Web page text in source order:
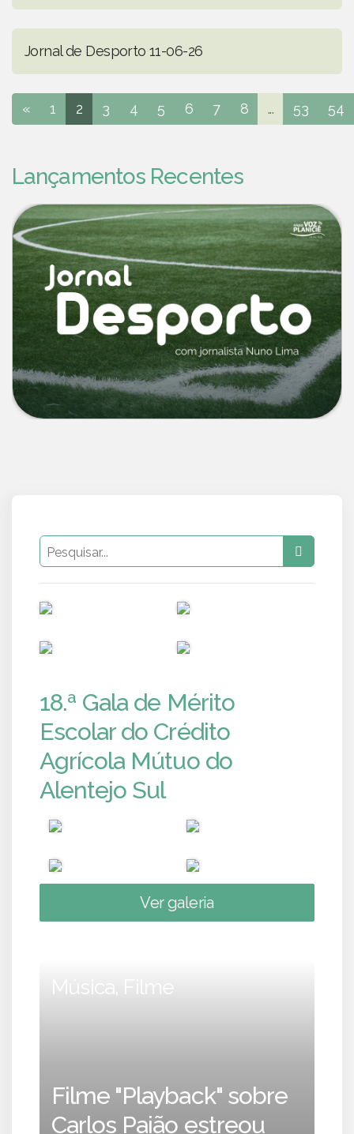
Jornal de Desporto 11-06-26
« 1 2 3 4 5 6 7 8 ... 53 54
Lançamentos Recentes
18.ª Gala de Mérito
Escolar do Crédito
Agrícola Mútuo do
Alentejo Sul
Ver galeria
Música, Filme
Filme "Playback" sobre
Carlos Paião estreou